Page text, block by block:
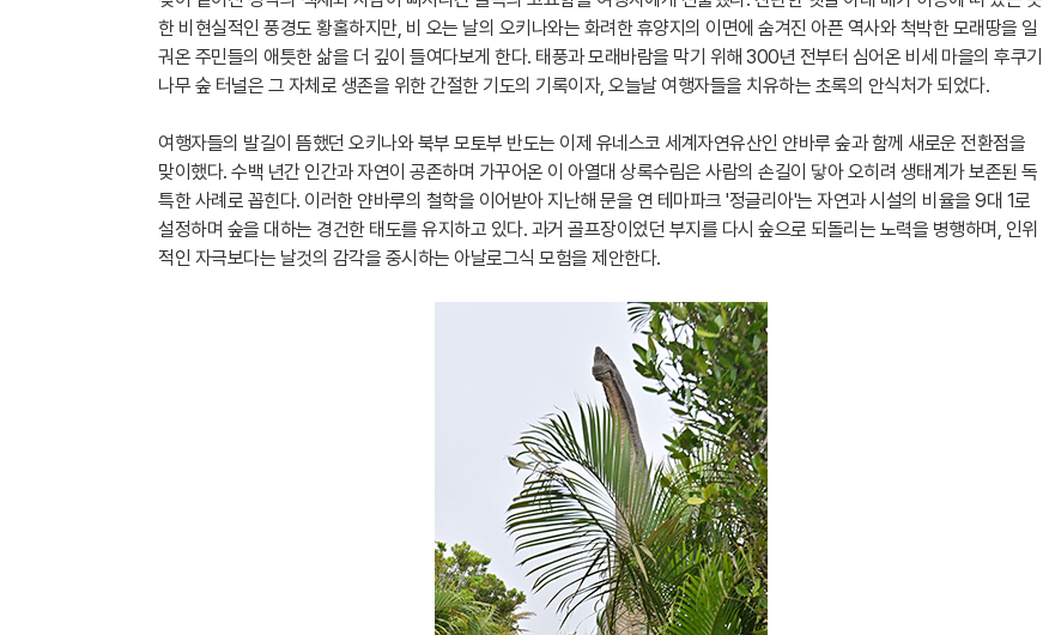
한 비현실적인 풍경도 황홀하지만, 비 오는 날의 오키나와는 화려한 휴양지의 이면에 숨겨진 아픈 역사와 척박한 모래땅을 일
궈온 주민들의 애틋한 삶을 더 깊이 들여다보게 한다. 태풍과 모래바람을 막기 위해 300년 전부터 심어온 비세 마을의 후쿠기
나무 숲 터널은 그 자체로 생존을 위한 간절한 기도의 기록이자, 오늘날 여행자들을 치유하는 초록의 안식처가 되었다.
여행자들의 발길이 뜸했던 오키나와 북부 모토부 반도는 이제 유네스코 세계자연유산인 얀바루 숲과 함께 새로운 전환점을
맞이했다. 수백 년간 인간과 자연이 공존하며 가꾸어온 이 아열대 상록수림은 사람의 손길이 닿아 오히려 생태계가 보존된 독
특한 사례로 꼽힌다. 이러한 얀바루의 철학을 이어받아 지난해 문을 연 테마파크 '정글리아'는 자연과 시설의 비율을 9대 1로
설정하며 숲을 대하는 경건한 태도를 유지하고 있다. 과거 골프장이었던 부지를 다시 숲으로 되돌리는 노력을 병행하며, 인위
적인 자극보다는 날것의 감각을 중시하는 아날로그식 모험을 제안한다.